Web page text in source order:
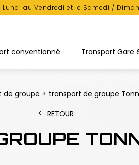
Lundi au Vendredi et le Samedi /
conventionné Transport Gare
de groupe
transport de groupe
RETOUR